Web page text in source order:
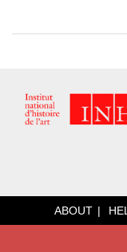
ABOUT